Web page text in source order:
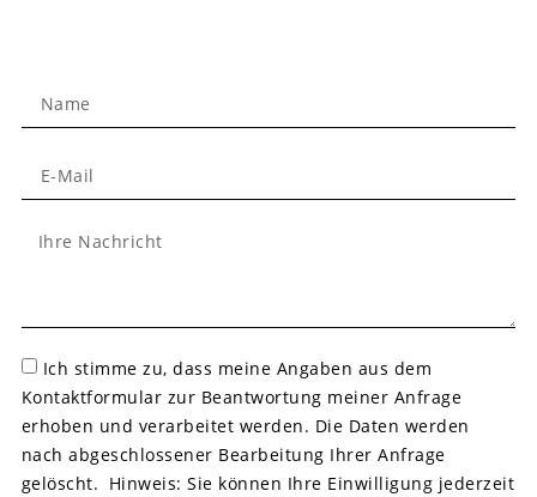
Ich stimme zu, dass meine Angaben aus dem
Kontaktformular zur Beantwortung meiner Anfrage
erhoben und verarbeitet werden. Die Daten werden
nach abgeschlossener Bearbeitung Ihrer Anfrage
gelöscht. Hinweis: Sie können Ihre Einwilligung jederzeit